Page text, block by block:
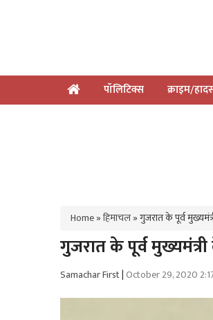
पॉलिटिक्स क्राइम/
Home»हिमाचल»गुजरात के पूर्व
गुजरात के पूर्व
Samachar First|October 29, 2020